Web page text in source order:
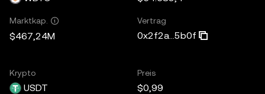
Marktkap.
$467,24M
Vertrag
0x2f2a...5b0f
Krypto
USDT
Preis
$0,99